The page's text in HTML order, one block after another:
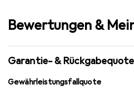
Bewertungen &
Garantie- &
Gewährleistungsfallquote